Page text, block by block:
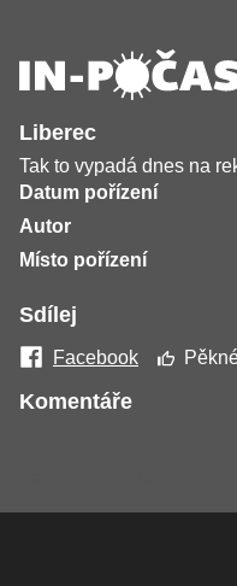
Liberec
Tak to vypadá dnes na
Datum pořízení
Autor
Místo pořízení
Sdílej
Facebook
Komentáře